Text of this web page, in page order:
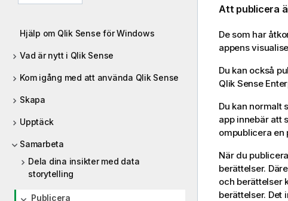
Hjälp om Qlik Sense för Windows
Vad är nytt i Qlik Sense
Kom igång med att använda Qlik Sense
Skapa
Upptäck
Samarbeta
Dela dina insikter med data
storytelling
Publicera
Att publicera
De som har
appens
Du kan också
Qlik Sense
Du kan normalt
app innebär att
ompublicera en
När du
berättelser.
och berättelser
berättelser. Det